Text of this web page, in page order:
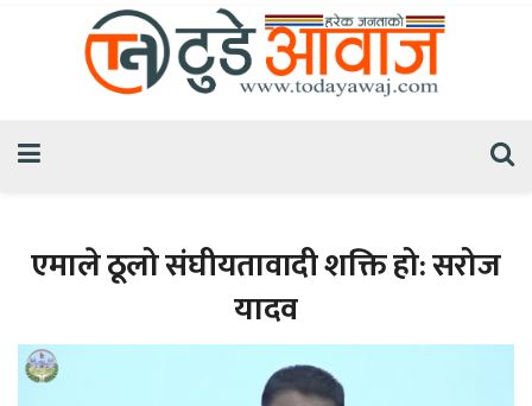
एमाले ठूलो संघीयतावादी शक्ति हो: सरोज
यादव